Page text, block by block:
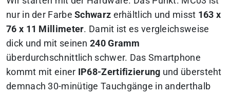
nur in der FarbeSchwarz erhältlich und misst 163 x
76 x 11 Millimeter. Damit ist es vergleichsweise
dick und mit seinen240 Gramm
überdurchschnittlich schwer. Das Smartphone
kommt mit einer IP68-Zertifizierung und übersteht
demnach 30-minütige Tauchgänge in anderthalb